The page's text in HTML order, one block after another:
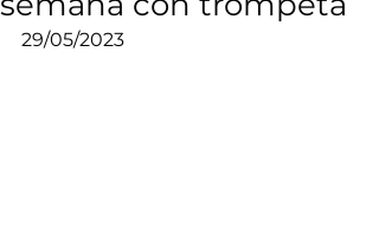
29/05/2023